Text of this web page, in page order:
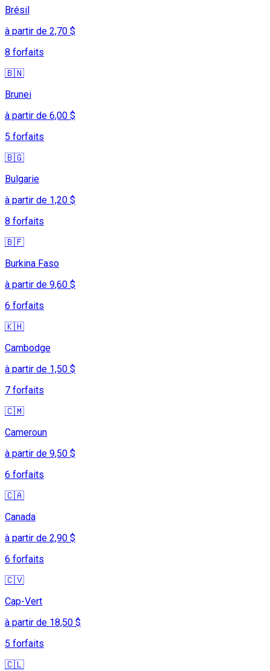
Brésil
à partir de 2,70 $
8 forfaits
🇧🇳
Brunei
à partir de 6,00 $
5 forfaits
🇧🇬
Bulgarie
à partir de 1,20 $
8 forfaits
🇧🇫
Burkina Faso
à partir de 9,60 $
6 forfaits
🇰🇭
Cambodge
à partir de 1,50 $
7 forfaits
🇨🇲
Cameroun
à partir de 9,50 $
6 forfaits
🇨🇦
Canada
à partir de 2,90 $
6 forfaits
🇨🇻
Cap-Vert
à partir de 18,50 $
5 forfaits
🇨🇱